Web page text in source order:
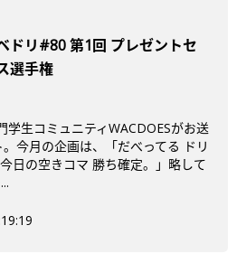
ドリ#80 第1回 プレゼントセ
選手権
学生コミュニティWACDOESがお送
今月の企画は、「だべってる ドリ
日の空きコマ 勝ち確定。」略して